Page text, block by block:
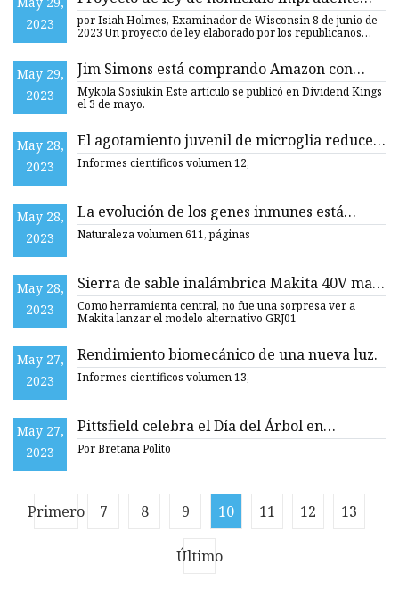
2023
por sobredosis se acerca a su aprobación
por Isiah Holmes, Examinador de Wisconsin 8 de junio de
2023 Un proyecto de ley elaborado por los republicanos
May 29,
2023
Jim Simons está comprando Amazon con
ambas manos (NASDAQ:AMZN)
Mykola Sosiukin Este artículo se publicó en Dividend Kings
el 3 de mayo.
May 28,
2023
El agotamiento juvenil de microglia reduce
la orientación pero no la selectividad de alta
frecuencia espacial en el ratón V1
Informes científicos volumen 12,
May 28,
2023
La evolución de los genes inmunes está
asociada con la Peste Negra
Naturaleza volumen 611, páginas
May 28,
2023
Sierra de sable inalámbrica Makita 40V max
XGT GRJ02
Como herramienta central, no fue una sorpresa ver a
Makita lanzar el modelo alternativo GRJ01
May 27,
2023
Rendimiento biomecánico de una nueva luz.
Informes científicos volumen 13,
May 27,
2023
Pittsfield celebra el Día del Árbol en
Springside Park / iBerkshires.com
Por Bretaña Polito
Primero 7 8 9 10 11 12 13
Último